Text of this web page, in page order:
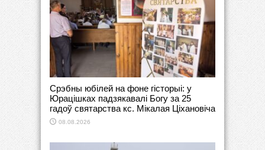
Срэбны юбілей на фоне гісторыі: у
Юрацішках падзякавалі Богу за 25
гадоў святарства кс. Мікалая Ціхановіча
08.08.2026